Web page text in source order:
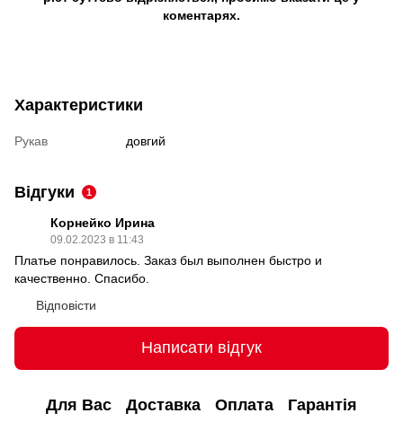
коментарях.
Характеристики
Рукав довгий
Відгуки 1
Корнейко Ирина
09.02.2023 в 11:43
Платье понравилось. Заказ был выполнен быстро и
качественно. Спасибо.
Відповісти
Написати відгук
Для Вас Доставка Оплата Гарантія